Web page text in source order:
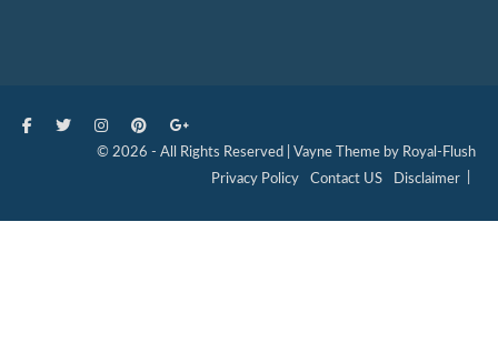
© 2026 - All Rights Reserved | Vayne Theme by Royal-Flush
Privacy Policy
Contact US Disclaimer